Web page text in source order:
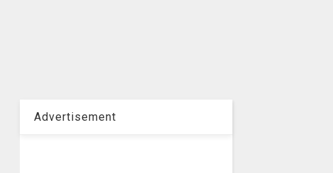
Advertisement